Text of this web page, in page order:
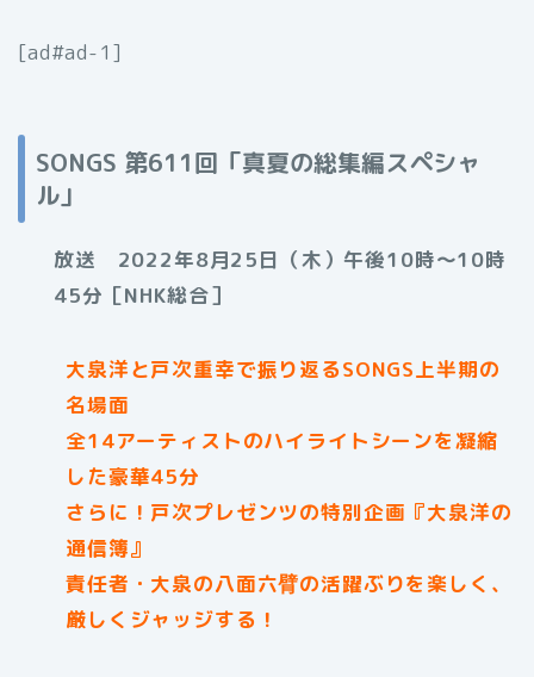
[ad#ad-1]
SONGS 第611回「真夏の総集編スペシャ
ル」
放送 2022年8月25日（木）午後10時〜10時
45分［NHK総合］
大泉洋と戸次重幸で振り返るSONGS上半期の
名場面
全14アーティストのハイライトシーンを凝縮
した豪華45分
さらに！戸次プレゼンツの特別企画『大泉洋の
通信簿』
責任者・大泉の八面六臂の活躍ぶりを楽しく、
厳しくジャッジする！